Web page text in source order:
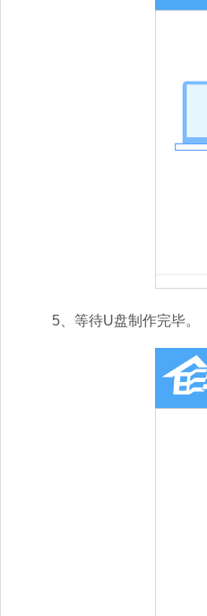
5、等待U盘制作完毕。